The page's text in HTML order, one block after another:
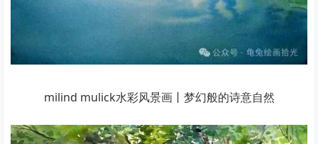
milind mulick水彩风景画丨梦幻般的诗意自然